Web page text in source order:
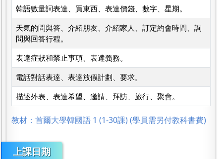
韓語數量詞表達、買東西、表達價錢、數字、星期。
天氣的問與答、介紹朋友、介紹家人、訂定約會時間、詢
問與回答行程。
表達症狀和禁止事項、表達義務。
電話對話表達、表達放假計劃、要求。
描述外表、表達希望、邀請、拜訪、旅行、聚會。
教材：首爾大學韓國語 1 (1-30課) (學員需另付教科書費)
上課日期